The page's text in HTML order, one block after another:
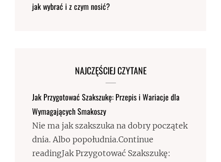
jak wybrać i z czym nosić?
NAJCZĘŚCIEJ CZYTANE
Jak Przygotować Szakszukę: Przepis i Wariacje dla
Wymagających Smakoszy
Nie ma jak szakszuka na dobry początek
dnia. Albo popołudnia.Continue
readingJak Przygotować Szakszukę: